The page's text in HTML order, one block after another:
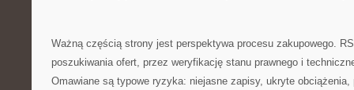
Ważną częścią strony jest perspektywa procesu zakupowego.
poszukiwania ofert, przez weryfikację stanu prawnego i
Omawiane są typowe ryzyka: niejasne zapisy, ukryte